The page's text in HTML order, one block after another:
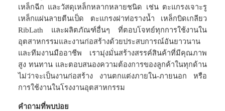
เหล็กฉีก และวัสดุเหล็กหลากหลายชนิด เช่น ตะแกรงเจาะรู
เหล็กแผ่นลายตีนเป็ด ตะแกรงฝาท่อรางน้ำ เหล็กบิดเกลียว
RibLath และผลิตภัณฑ์อื่นๆ ที่ตอบโจทย์ทุกการใช้งานใน
อุตสาหกรรมและงานก่อสร้างด้วยประสบการณ์อันยาวนาน
และทีมงานมืออาชีพ เรามุ่งมั่นสร้างสรรค์สินค้าที่มีคุณภาพ
สูง ทนทาน และตอบสนองความต้องการของลูกค้าในทุกด้าน
ไม่ว่าจะเป็นงานก่อสร้าง งานตกแต่งภายใน-ภายนอก หรือ
การใช้งานในโรงงานอุตสาหกรรม
คำถามที่พบบ่อย